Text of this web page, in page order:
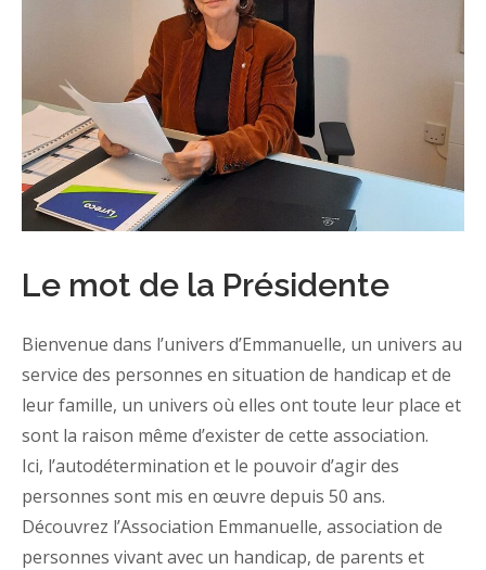
Le mot de la Présidente
Bienvenue dans l’univers d’Emmanuelle, un univers au
service des personnes en situation de handicap et de
leur famille, un univers où elles ont toute leur place et
sont la raison même d’exister de cette association.
Ici, l’autodétermination et le pouvoir d’agir des
personnes sont mis en œuvre depuis 50 ans.
Découvrez l’Association Emmanuelle, association de
personnes vivant avec un handicap, de parents et